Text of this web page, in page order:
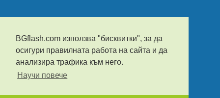
BGflash.com използва "бисквитки", за да
осигури правилната работа на сайта и да
анализира трафика към него.
Научи повече